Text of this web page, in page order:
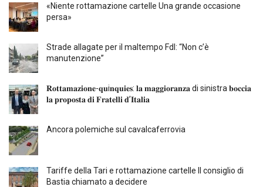
«Niente rottamazione cartelle Una grande occasione
persa»
Strade allagate per il maltempo FdI: “Non c’è
manutenzione”
𝐑𝐨𝐭𝐭𝐚𝐦𝐚𝐳𝐢𝐨𝐧𝐞-𝐪𝐮i𝐧𝐪𝐮𝐢𝐞𝐬: 𝐥𝐚 𝐦𝐚𝐠𝐠𝐢𝐨𝐫𝐚𝐧𝐳𝐚 di sinistra 𝐛𝐨𝐜𝐜𝐢𝐚
𝐥𝐚 𝐩𝐫𝐨𝐩𝐨𝐬𝐭𝐚 𝐝𝐢 𝐅𝐫𝐚𝐭𝐞𝐥𝐥𝐢 𝐝’𝐈𝐭𝐚𝐥𝐢𝐚
Ancora polemiche sul cavalcaferrovia
Tariffe della Tari e rottamazione cartelle Il consiglio di
Bastia chiamato a decidere